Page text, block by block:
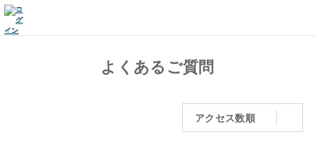
よくあるご質問
アクセス数順